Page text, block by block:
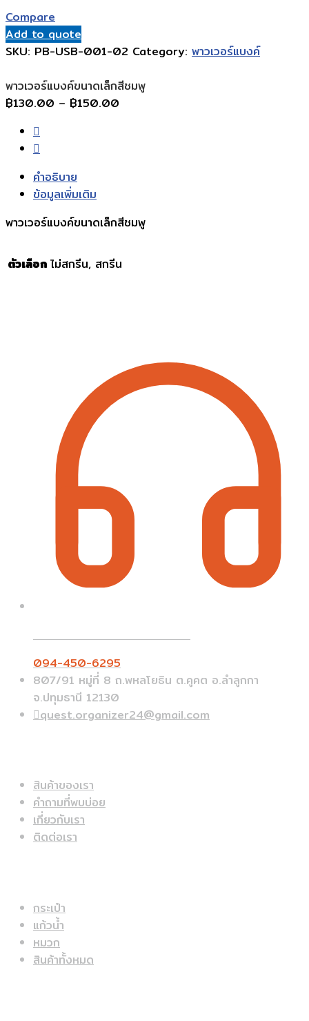
฿150.00
Compare
Add to quote
SKU: PB-USB-001-02 Category: พาวเวอร์แบงค์
พาวเวอร์แบงค์ขนาดเล็กสีชมพู
฿130.00 – ฿150.00
คำอธิบาย
ข้อมูลเพิ่มเติม
พาวเวอร์แบงค์ขนาดเล็กสีชมพู
ตัวเลือก ไม่สกรีน, สกรีน
094-450-6295
807/91 หมู่ที่ 8 ถ.พหลโยธิน ต.คูคต อ.ลำลูกกา
จ.ปทุมธานี 12130
quest.organizer24@gmail.com
สินค้าของเรา
คำถามที่พบบ่อย
เกี่ยวกับเรา
ติดต่อเรา
กระเป๋า
แก้วน้ำ
หมวก
สินค้าทั้งหมด